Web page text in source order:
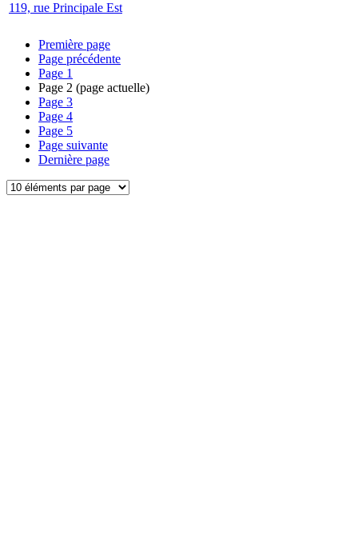
119, rue Principale Est
Première page
Page précédente
Page 1
Page 2 (page actuelle)
Page 3
Page 4
Page 5
Page suivante
Dernière page